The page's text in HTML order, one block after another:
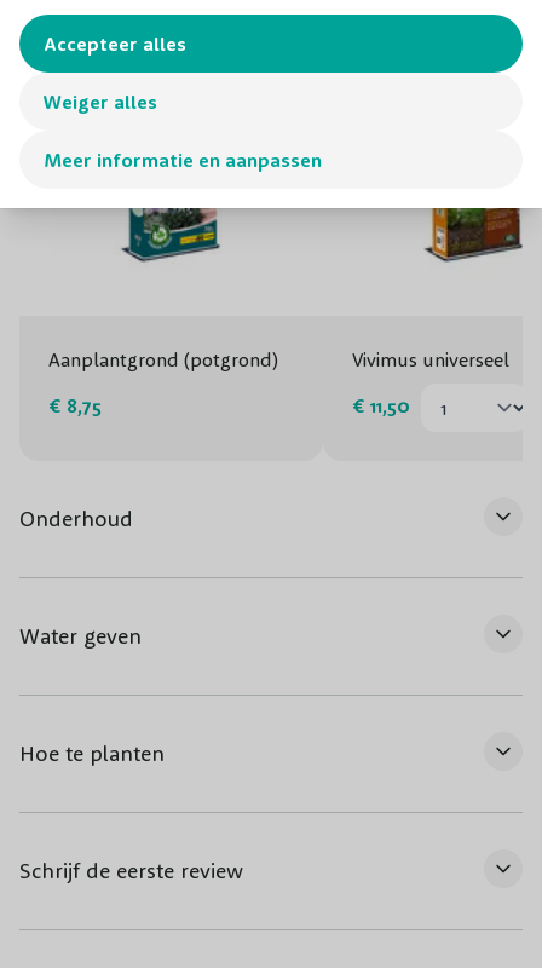
Meer informatie en aanpassen
Weiger alles
Accepteer alles
Aanplantgrond (potgrond)
€ 8,75
Vivimus universeel
€ 11,50
Onderhoud
Water geven
Hoe te planten
Schrijf de eerste review